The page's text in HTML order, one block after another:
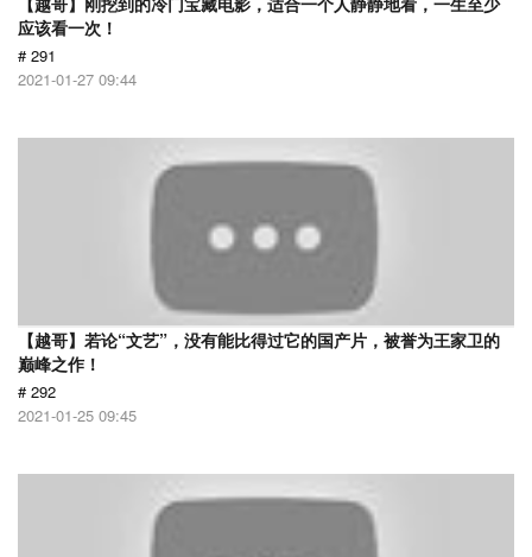
应该看一次！
# 291
2021-01-27 09:44
【越哥】若论“文艺”，没有能比得过它的国产片，被誉为王家卫的
巅峰之作！
# 292
2021-01-25 09:45